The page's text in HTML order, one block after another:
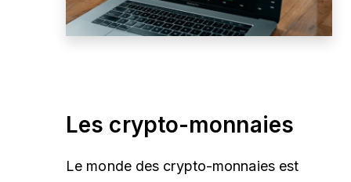
Les crypto-monnaies
Le monde des crypto-monnaies est